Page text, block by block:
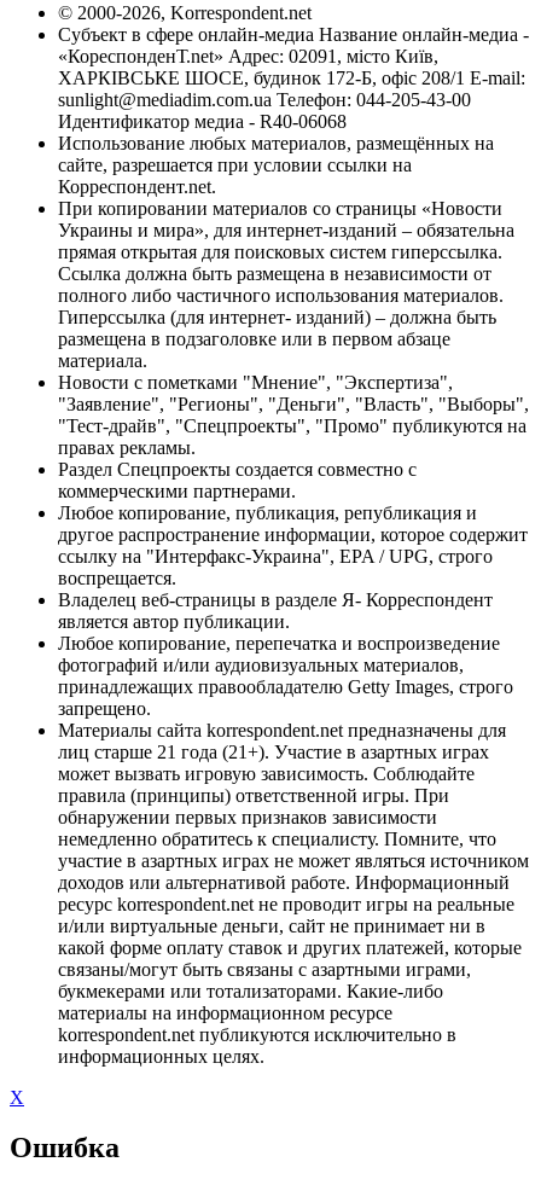
© 2000-2026, Korrespondent.net
Субъект в сфере онлайн-медиа Название онлайн-медиа -
«КореспонденТ.net» Адрес: 02091, місто Київ,
ХАРКІВСЬКЕ ШОСЕ, будинок 172-Б, офіс 208/1 E-mail:
sunlight@mediadim.com.ua Телефон: 044-205-43-00
Идентификатор медиа - R40-06068
Использование любых материалов, размещённых на
сайте, разрешается при условии ссылки на
Корреспондент.net.
При копировании материалов со страницы «Новости
Украины и мира», для интернет-изданий – обязательна
прямая открытая для поисковых систем гиперссылка.
Ссылка должна быть размещена в независимости от
полного либо частичного использования материалов.
Гиперссылка (для интернет- изданий) – должна быть
размещена в подзаголовке или в первом абзаце
материала.
Новости с пометками "Мнение", "Экспертиза",
"Заявление", "Регионы", "Деньги", "Власть", "Выборы",
"Тест-драйв", "Спецпроекты", "Промо" публикуются на
правах рекламы.
Раздел Спецпроекты создается совместно с
коммерческими партнерами.
Любое копирование, публикация, републикация и
другое распространение информации, которое содержит
ссылку на "Интерфакс-Украина", EPA / UPG, строго
воспрещается.
Владелец веб-страницы в разделе Я- Корреспондент
является автор публикации.
Любое копирование, перепечатка и воспроизведение
фотографий и/или аудиовизуальных материалов,
принадлежащих правообладателю Getty Images, строго
запрещено.
Материалы сайта korrespondent.net предназначены для
лиц старше 21 года (21+). Участие в азартных играх
может вызвать игровую зависимость. Соблюдайте
правила (принципы) ответственной игры. При
обнаружении первых признаков зависимости
немедленно обратитесь к специалисту. Помните, что
участие в азартных играх не может являться источником
доходов или альтернативой работе. Информационный
ресурс korrespondent.net не проводит игры на реальные
и/или виртуальные деньги, сайт не принимает ни в
какой форме оплату ставок и других платежей, которые
связаны/могут быть связаны с азартными играми,
букмекерами или тотализаторами. Какие-либо
материалы на информационном ресурсе
korrespondent.net публикуются исключительно в
информационных целях.
X
Ошибка